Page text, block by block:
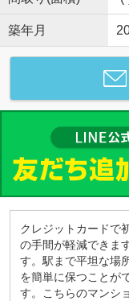
築年月
クレジットカードで
の手間が軽減できま
す。駅まで平坦な場
を簡単に保つことが
す。こちらのマンシ